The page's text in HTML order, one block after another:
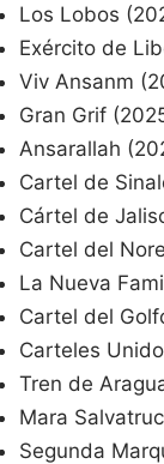
Los Lobos
Exército de
Viv Ansanm
Gran Grif
Ansarallah
Cartel de
Cártel de
Cartel del
La Nueva
Cartel del
Carteles
Tren de
Mara
Segunda